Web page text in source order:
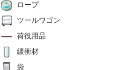
ロープ
ツールワゴン
荷役用品
緩衝材
袋